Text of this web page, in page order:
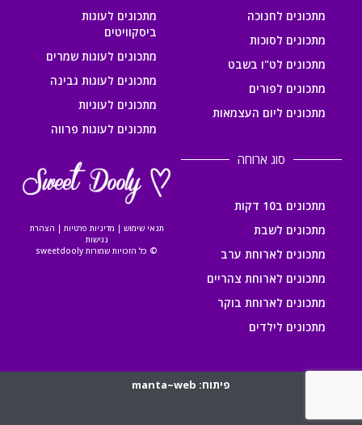
מתכונים לחנוכה
מתכונים לסוכות
מתכונים לט"ו בשבט
מתכונים לפורים
מתכונים ליום העצמאות
מתכונים לעוגות
ביסקוויטים
מתכונים לעוגות שמרים
מתכונים לעוגות גבינה
מתכונים לעוגיות
מתכונים לעוגות פרווה
סוג ארוחה
מתכונים ב10 דקות
מתכונים לשבת
מתכונים לארוחת ערב
מתכונים לארוחת צהריים
מתכונים לארוחת בוקר
מתכונים לילדים
תנאי שימוש | מדיניות פרטיות | הצהרת
נגישות
© כל הזכויות שמורות sweetdooly
פיתוח: manta~web